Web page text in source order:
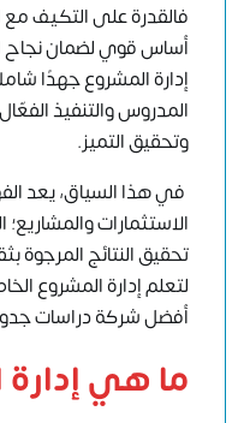
فالقدرة على التكيف مع
أساس قوي لضمان نجاح
إدارة المشروع جهدًا
المدروس والتنفيذ
وتحقيق التميز.
في هذا السياق، يعد
الاستثمارات
تحقيق النتائج المرجوة
لتعلم إدارة المشروع
أفضل شركة دراسات
ما هي إدارة